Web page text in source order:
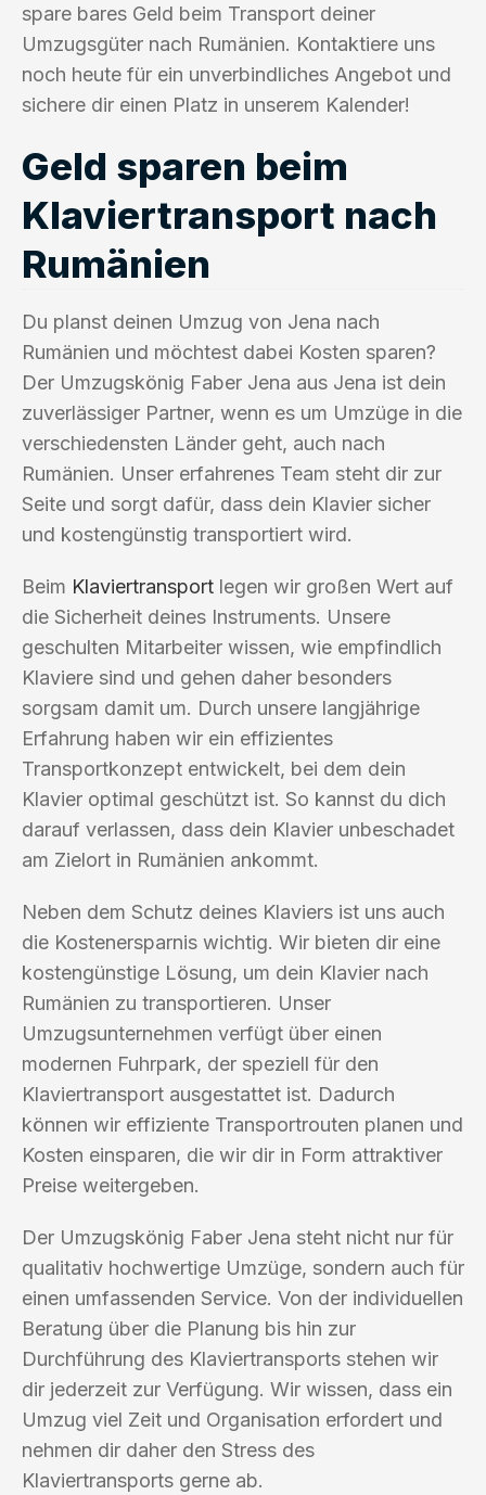
spare bares Geld beim Transport deiner
Umzugsgüter nach Rumänien. Kontaktiere uns
noch heute für ein unverbindliches Angebot und
sichere dir einen Platz in unserem Kalender!
Geld sparen beim
Klaviertransport nach
Rumänien
Du planst deinen Umzug von Jena nach
Rumänien und möchtest dabei Kosten sparen?
Der Umzugskönig Faber Jena aus Jena ist dein
zuverlässiger Partner, wenn es um Umzüge in die
verschiedensten Länder geht, auch nach
Rumänien. Unser erfahrenes Team steht dir zur
Seite und sorgt dafür, dass dein Klavier sicher
und kostengünstig transportiert wird.
Beim Klaviertransport legen wir großen Wert auf
die Sicherheit deines Instruments. Unsere
geschulten Mitarbeiter wissen, wie empfindlich
Klaviere sind und gehen daher besonders
sorgsam damit um. Durch unsere langjährige
Erfahrung haben wir ein effizientes
Transportkonzept entwickelt, bei dem dein
Klavier optimal geschützt ist. So kannst du dich
darauf verlassen, dass dein Klavier unbeschadet
am Zielort in Rumänien ankommt.
Neben dem Schutz deines Klaviers ist uns auch
die Kostenersparnis wichtig. Wir bieten dir eine
kostengünstige Lösung, um dein Klavier nach
Rumänien zu transportieren. Unser
Umzugsunternehmen verfügt über einen
modernen Fuhrpark, der speziell für den
Klaviertransport ausgestattet ist. Dadurch
können wir effiziente Transportrouten planen und
Kosten einsparen, die wir dir in Form attraktiver
Preise weitergeben.
Der Umzugskönig Faber Jena steht nicht nur für
qualitativ hochwertige Umzüge, sondern auch für
einen umfassenden Service. Von der individuellen
Beratung über die Planung bis hin zur
Durchführung des Klaviertransports stehen wir
dir jederzeit zur Verfügung. Wir wissen, dass ein
Umzug viel Zeit und Organisation erfordert und
nehmen dir daher den Stress des
Klaviertransports gerne ab.